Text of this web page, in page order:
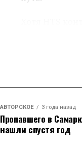
время,
страны все
сирийцев в
время
АВТОРСКОЕ 3 года назад
Пропавшего в
нашли спустя год